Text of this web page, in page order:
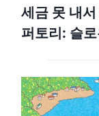
세금 못 내
퍼토리: 슬